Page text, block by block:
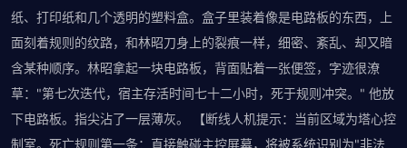
纸、打印纸和几个透明的塑料盒。盒子里装着像是电路板的东西，上
面刻着规则的纹路，和林昭刀身上的裂痕一样，细密、紊乱、却又暗
含某种顺序。林昭拿起一块电路板，背面贴着一张便签，字迹很潦
草："第七次迭代，宿主存活时间七十二小时，死于规则冲突。" 他放
下电路板。指尖沾了一层薄灰。 【断线人机提示：当前区域为塔心控
制室。死亡规则第一条：直接触碰主控屏幕，将被系统识别为"非法